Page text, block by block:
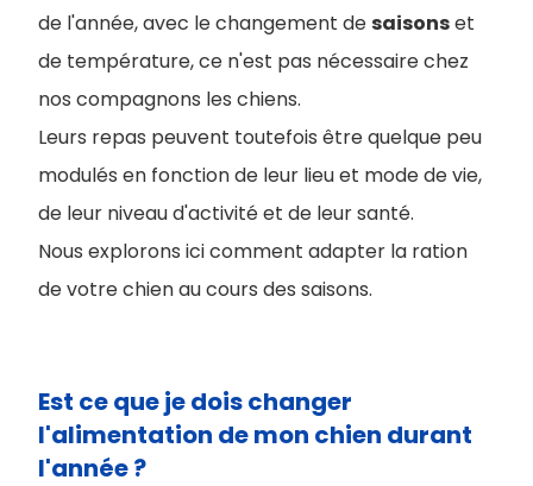
de l'année, avec le changement desaisonset
de température, ce n'est pas nécessaire chez
nos compagnons les chiens.
Leurs repas peuvent toutefois être quelque peu
modulés en fonction de leur lieu et mode de vie,
de leur niveau d'activité et de leur santé.
Nous explorons ici comment adapter la ration
de votre chien au cours des saisons.
Est ce que je dois changer
l'alimentation de mon chien durant
l'année ?